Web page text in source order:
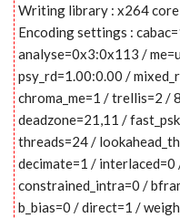
Writing library : x264
Encoding settings :
analyse=0x3:0x113 /
psy_rd=1.00:0.00 /
chroma_me=1 / trellis=2 /
deadzone=21,11 /
threads=24 /
decimate=1 /
constrained_intra=0 /
b_bias=0 / direct=1 /